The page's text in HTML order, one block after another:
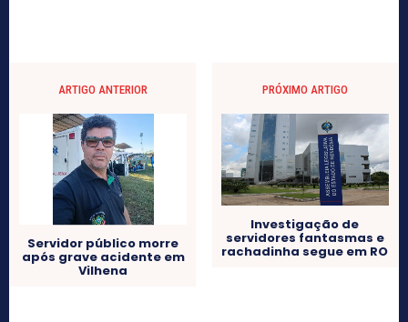
ARTIGO ANTERIOR
Servidor público morre
após grave acidente em
Vilhena
PRÓXIMO ARTIGO
Investigação de
servidores fantasmas e
rachadinha segue em RO